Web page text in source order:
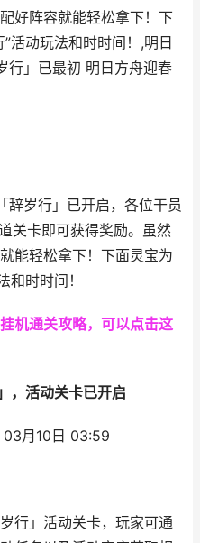
好阵容就能轻松拿下！下
活动玩法和时时间！,明日
行」已最初 明日方舟迎春
岁行」已开启，各位干员
关卡即可获得奖励。虽然
能轻松拿下！下面灵宝为
和时时间！
机通关攻略，可以点击这
，活动关卡已开启
月10日 03:59
行」活动关卡，玩家可通